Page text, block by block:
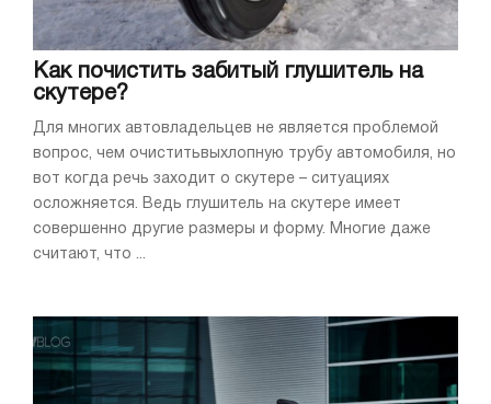
Как почистить забитый глушитель на
скутере?
Для многих автовладельцев не является проблемой
вопрос, чем очиститьвыхлопную трубу автомобиля, но
вот когда речь заходит о скутере – ситуациях
осложняется. Ведь глушитель на скутере имеет
совершенно другие размеры и форму. Многие даже
считают, что ...